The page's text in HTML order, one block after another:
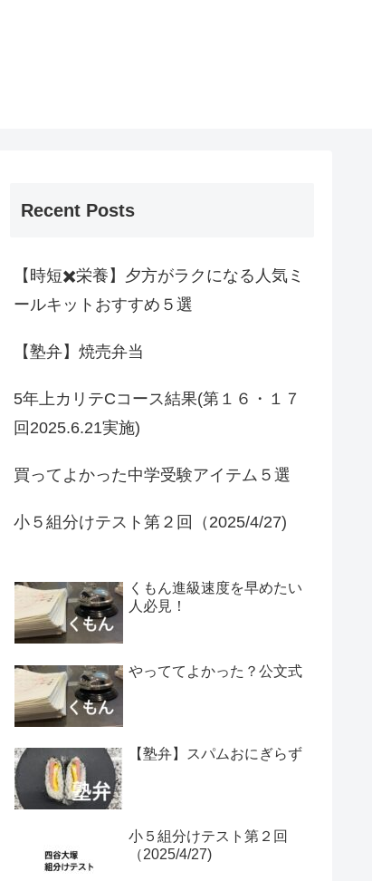
Recent Posts
【時短✖️栄養】夕方がラクになる人気ミ
ールキットおすすめ５選
【塾弁】焼売弁当
5年上カリテCコース結果(第１６・１７
回2025.6.21実施)
買ってよかった中学受験アイテム５選
小５組分けテスト第２回（2025/4/27)
くもん進級速度を早めたい
人必見！
やっててよかった？公文式
【塾弁】スパムおにぎらず
小５組分けテスト第２回
（2025/4/27)